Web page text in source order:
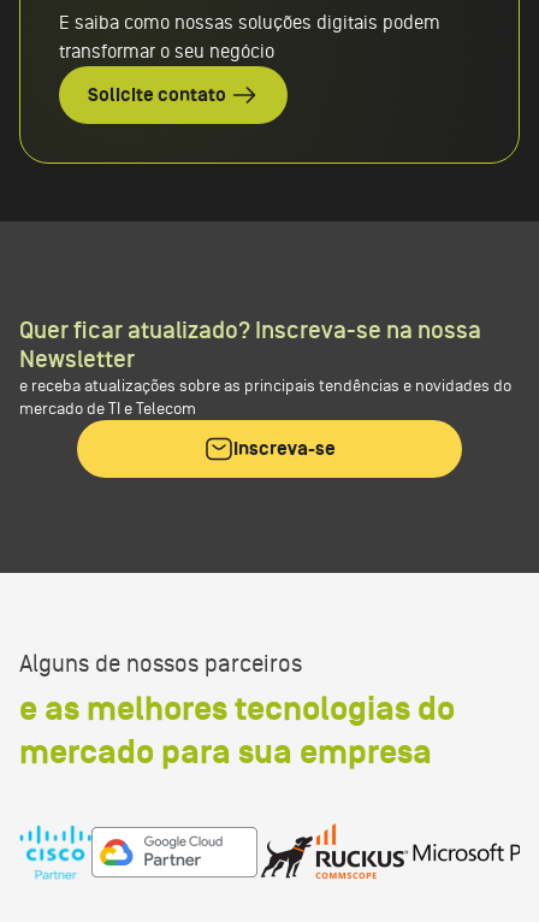
E saiba como nossas soluções digitais podem
transformar o seu negócio
Solicite contato
Quer ficar atualizado? Inscreva-se na nossa
Newsletter
e receba atualizações sobre as principais tendências e novidades do
mercado de TI e Telecom
Inscreva-se
Alguns de nossos parceiros
e as melhores tecnologias do
mercado para sua empresa